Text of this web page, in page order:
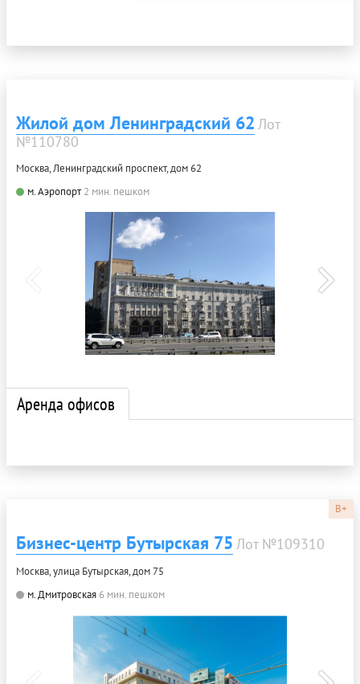
Жилой дом Ленинградский 62 Лот
№110780
Москва, Ленинградский проспект, дом 62
м. Аэропорт 2 мин. пешком
Аренда офисов
B+
Бизнес-центр Бутырская 75 Лот №109310
Москва, улица Бутырская, дом 75
м. Дмитровская 6 мин. пешком